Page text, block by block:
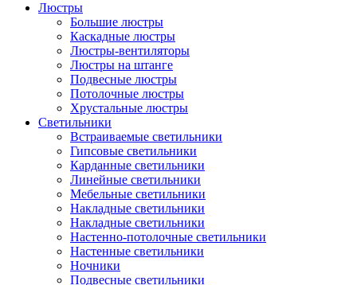
Люстры
Большие люстры
Каскадные люстры
Люстры-вентиляторы
Люстры на штанге
Подвесные люстры
Потолочные люстры
Хрустальные люстры
Светильники
Встраиваемые светильники
Гипсовые светильники
Карданные светильники
Линейные светильники
Мебельные светильники
Накладные светильники
Накладные светильники
Настенно-потолочные светильники
Настенные светильники
Ночники
Подвесные светильники